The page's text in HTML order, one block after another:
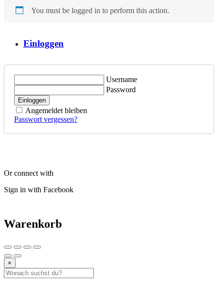
You must be logged in to perform this action.
Einloggen
Username
Password
Einloggen
Angemeldet bleiben
Passwort vergessen?
Or connect with
Sign in with Facebook
Warenkorb
×